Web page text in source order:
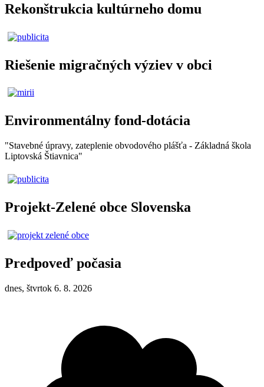
Rekonštrukcia kultúrneho domu
Riešenie migračných výziev v obci
Environmentálny fond-dotácia
"Stavebné úpravy, zateplenie obvodového plášťa - Základná škola
Liptovská Štiavnica"
Projekt-Zelené obce Slovenska
Predpoveď počasia
dnes, štvrtok 6. 8. 2026